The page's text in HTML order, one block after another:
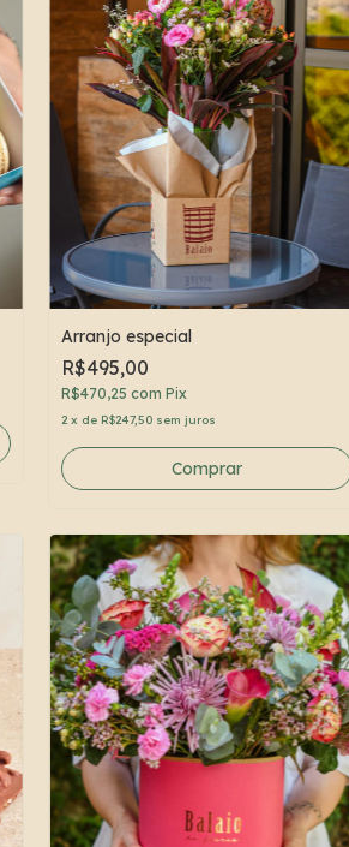
Arranjo especial
R$495,00
R$470,25 com Pix
2 x de R$247,50 sem juros
Comprar